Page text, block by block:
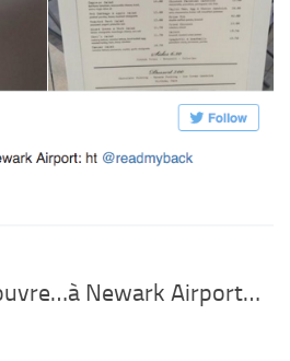
Newark Airport…